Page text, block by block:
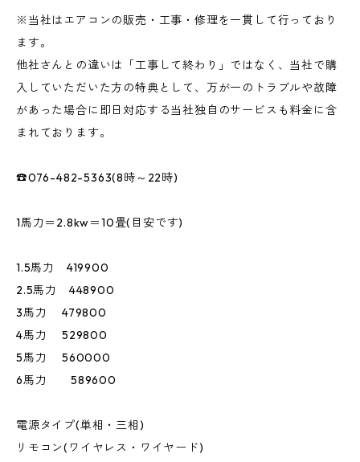
※当社はエアコンの販売・工事・修理を一貫して行っており
ます。
他社さんとの違いは「工事して終わり」ではなく、当社で購
入していただいた方の特典として、万が一のトラブルや故障
があった場合に即日対応する当社独自のサービスも料金に含
まれております。
☎076-482-5363(8時～22時)
1馬力＝2.8kw＝10畳(目安です)
1.5馬力 419900
2.5馬力 448900
3馬力 479800
4馬力 529800
5馬力 560000
6馬力 589600
電源タイプ(単相・三相)
リモコン(ワイヤレス・ワイヤード)